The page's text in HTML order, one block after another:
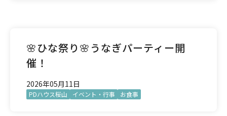
🌸ひな祭り🌸うなぎパーティー開
催！
2026年05月11日
PDハウス桜山 イベント・行事 お食事